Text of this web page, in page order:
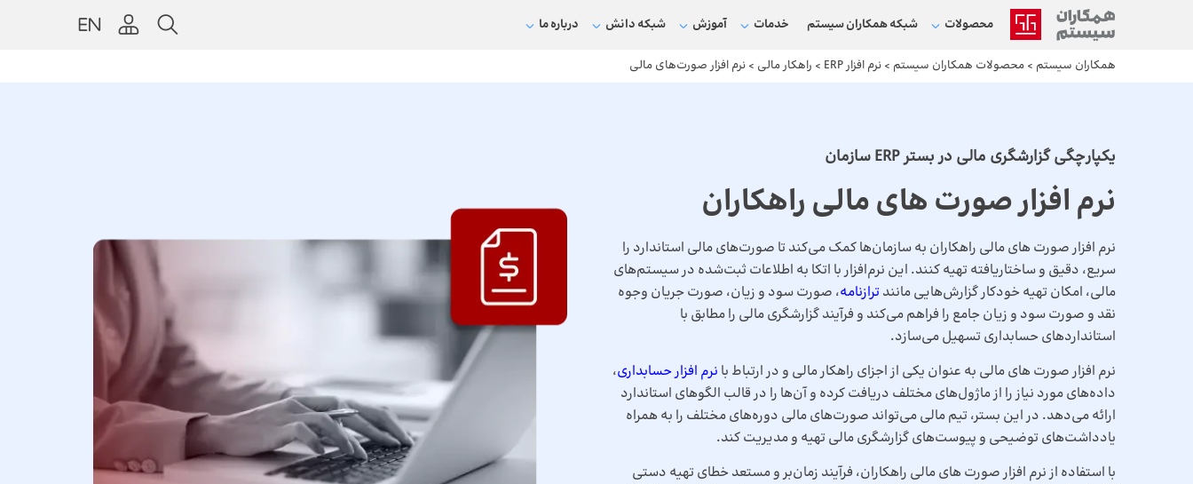
محصولات شبکه‌ همکاران سیستم خدمات آموزش شبکه دانش درباره ما
همکاران سیستم > محصولات همکاران سیستم > نرم افزار ERP > راهکار مالی > نرم افزار صورت‌های مالی
یکپارچگی گزارشگری مالی در بستر ERP سازمان
نرم افزار صورت های مالی راهکاران
نرم افزار صورت های مالی راهکاران به سازمان‌ها کمک می‌کند تا صورت‌های مالی استاندارد را
سریع، دقیق و ساختاریافته تهیه کنند. این نرم‌افزار با اتکا به اطلاعات ثبت‌شده در سیستم‌های
مالی، امکان تهیه خودکار گزارش‌هایی مانند ترازنامه، صورت سود و زیان، صورت جریان وجوه
نقد و صورت سود و زیان جامع را فراهم می‌کند و فرآیند گزارشگری مالی را مطابق با
استانداردهای حسابداری تسهیل می‌سازد.
نرم افزار صورت های مالی به عنوان یکی از اجزای راهکار مالی و در ارتباط با نرم افزار حسابداری،
داده‌های مورد نیاز را از ماژول‌های مختلف دریافت کرده و آن‌ها را در قالب الگوهای استاندارد
ارائه می‌دهد. در این بستر، تیم مالی می‌تواند صورت‌های مالی دوره‌های مختلف را به همراه
یادداشت‌های توضیحی و پیوست‌های گزارشگری مالی تهیه و مدیریت کند.
با استفاده از نرم افزار صورت های مالی راهکاران، فرآیند زمان‌بر و مستعد خطای تهیه دستی